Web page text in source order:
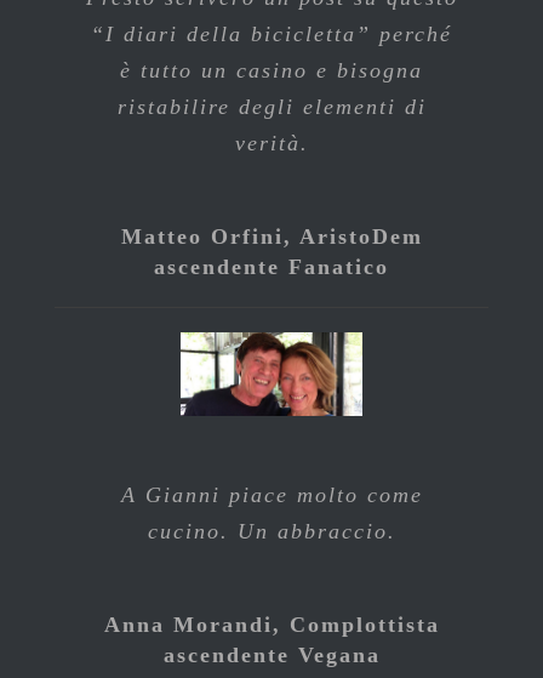
“I diari della bicicletta” perché
è tutto un casino e bisogna
ristabilire degli elementi di
verità.
Matteo Orfini, AristoDem
ascendente Fanatico
A Gianni piace molto come
cucino. Un abbraccio.
Anna Morandi, Complottista
ascendente Vegana